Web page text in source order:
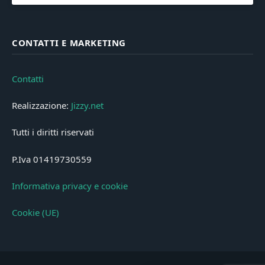
CONTATTI E MARKETING
Contatti
Realizzazione: Jizzy.net
Tutti i diritti riservati
P.Iva 01419730559
Informativa privacy e cookie
Cookie (UE)